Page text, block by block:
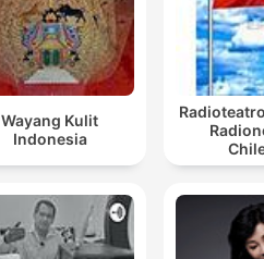
Wayang Kulit
Indonesia